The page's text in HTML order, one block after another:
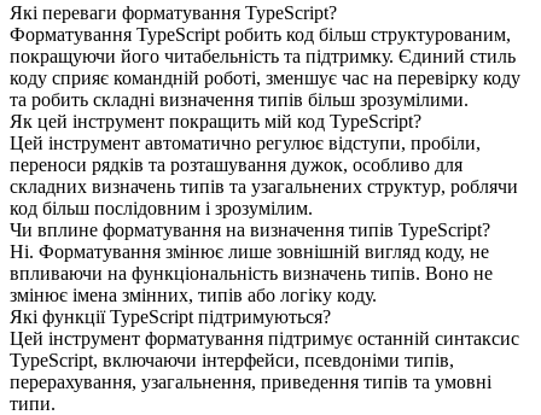
Які переваги форматування TypeScript?
Форматування TypeScript робить код більш структурованим,
покращуючи його читабельність та підтримку. Єдиний стиль
коду сприяє командній роботі, зменшує час на перевірку коду
та робить складні визначення типів більш зрозумілими.
Як цей інструмент покращить мій код TypeScript?
Цей інструмент автоматично регулює відступи, пробіли,
переноси рядків та розташування дужок, особливо для
складних визначень типів та узагальнених структур, роблячи
код більш послідовним і зрозумілим.
Чи вплине форматування на визначення типів TypeScript?
Ні. Форматування змінює лише зовнішній вигляд коду, не
впливаючи на функціональність визначень типів. Воно не
змінює імена змінних, типів або логіку коду.
Які функції TypeScript підтримуються?
Цей інструмент форматування підтримує останній синтаксис
TypeScript, включаючи інтерфейси, псевдоніми типів,
перерахування, узагальнення, приведення типів та умовні
типи.